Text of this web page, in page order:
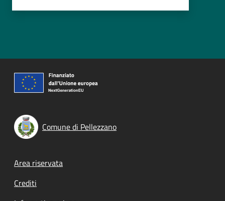
Comune di Pellezzano
Footer menu
Area riservata
Crediti